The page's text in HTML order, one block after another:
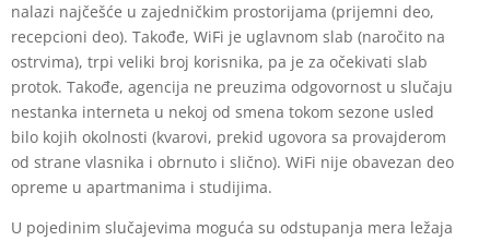
nalazi najčešće u zajedničkim prostorijama (prijemni deo,
recepcioni deo). Takođe, WiFi je uglavnom slab (naročito na
ostrvima), trpi veliki broj korisnika, pa je za očekivati slab
protok. Takođe, agencija ne preuzima odgovornost u slučaju
nestanka interneta u nekoj od smena tokom sezone usled
bilo kojih okolnosti (kvarovi, prekid ugovora sa provajderom
od strane vlasnika i obrnuto i slično). WiFi nije obavezan deo
opreme u apartmanima i studijima.
U pojedinim slučajevima moguća su odstupanja mera ležaja